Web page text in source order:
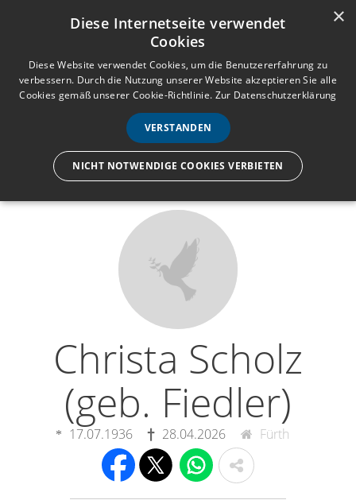
Anmelden Registrieren
e
n
ü
Wir lassen nur die Hand los,
Christa Scholz
(geb. Fiedler)
17.07.1936 28.04.2026 Fürth
×
Diese Internetseite verwendet
Cookies
Diese Website verwendet Cookies, um die Benutzererfahrung zu
verbessern. Durch die Nutzung unserer Website akzeptieren Sie alle
Cookies gemäß unserer Cookie-Richtlinie. Zur Datenschutzerklärung
VERSTANDEN
NICHT NOTWENDIGE COOKIES VERBIETEN